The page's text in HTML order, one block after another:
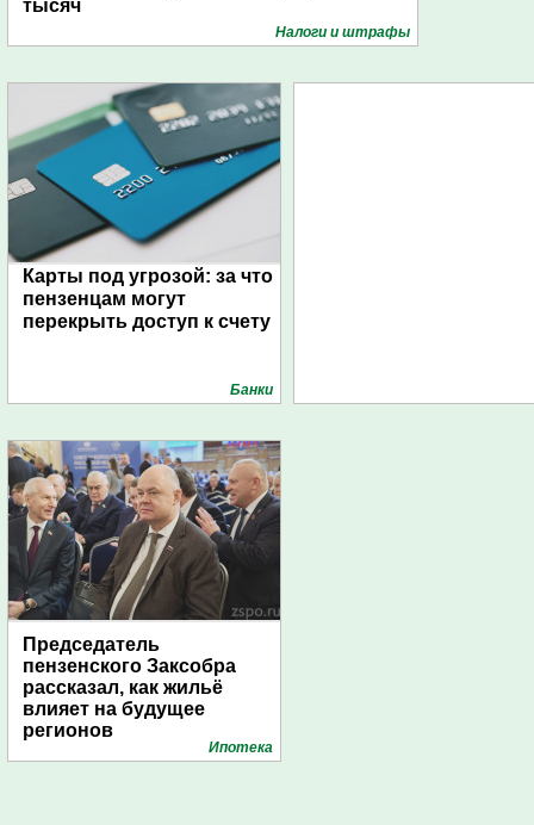
тысяч
Налоги и штрафы
Карты под угрозой: за что
пензенцам могут
перекрыть доступ к счету
Банки
Председатель
пензенского Заксобра
рассказал, как жильё
влияет на будущее
регионов
Ипотека